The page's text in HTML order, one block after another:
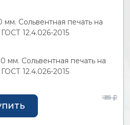
25
39
62
мм. Сольвентная печать на
12.4.026-2015
91
мм. Сольвентная печать на
12.4.026-2015
127